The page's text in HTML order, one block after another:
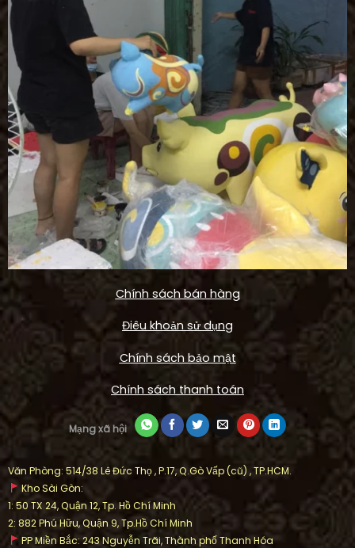
Chính sách bán hàng
Điêu khoản sử dụng
Chính sách bảo mật
Chính sách thanh toán
Mạng xã hội
Văn Phòng: 514/38 Lê Đức Thọ , P.17, Q.Gò Vấp (cũ) , TP.HCM.
Kho Sài Gòn:
1: 50 TX 24, Quận 12, Tp. Hồ Chí Minh
2: 882 Phú Hữu, Quận 9, Tp.Hồ Chí Minh
PP Miền Bắc: 243 Nguyễn Trãi, Thành phố Thanh Hóa